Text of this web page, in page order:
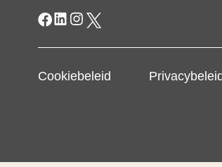
Cookiebeleid